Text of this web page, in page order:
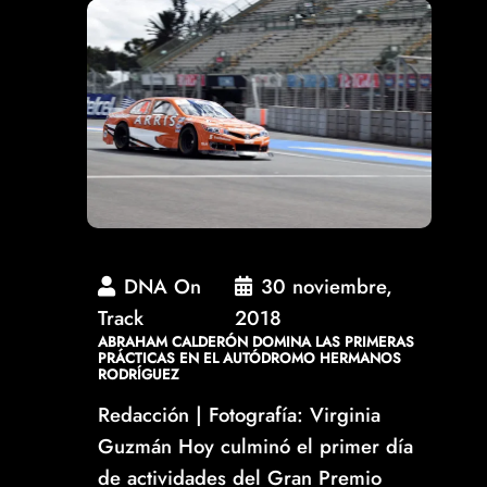
DNA On
Track
30 noviembre,
2018
ABRAHAM CALDERÓN DOMINA LAS PRIMERAS
PRÁCTICAS EN EL AUTÓDROMO HERMANOS
RODRÍGUEZ
Redacción | Fotografía: Virginia
Guzmán Hoy culminó el primer día
de actividades del Gran Premio